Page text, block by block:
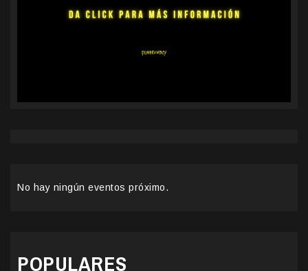
No hay ningún eventos próximo.
POPULARES